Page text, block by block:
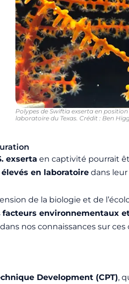
Polypes de Swiftia exserta en
laboratoire du Texas. Crédit : Ben
exserta en captivité pourrait
en laboratoire dans
de la biologie et de
facteurs environnementaux
nos connaissances sur
Development (CPT),